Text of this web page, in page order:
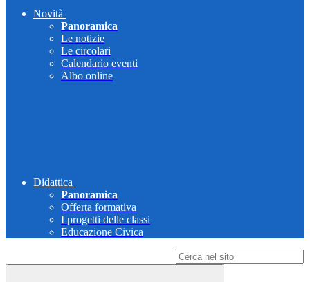
Novità
Panoramica
Le notizie
Le circolari
Calendario eventi
Albo online
Didattica
Panoramica
Offerta formativa
I progetti delle classi
Educazione Civica